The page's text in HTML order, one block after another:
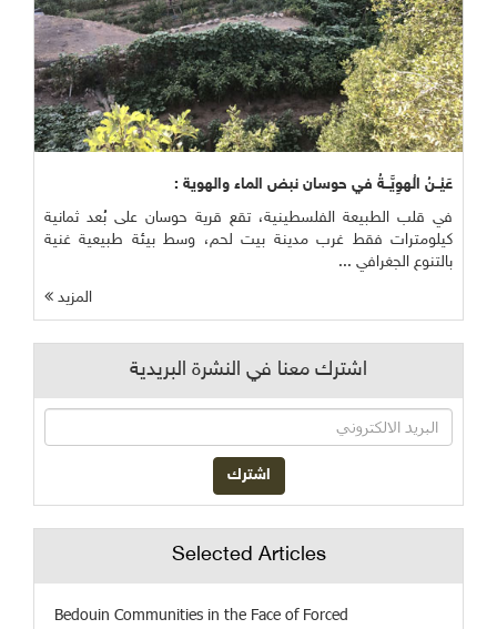
عَيْــنُ الْهوِيَّــةُ في حوسان نبض الماء والهوية :
في قلب الطبيعة الفلسطينية، تقع قرية حوسان على بُعد ثمانية
كيلومترات فقط غرب مدينة بيت لحم، وسط بيئة طبيعية غنية
بالتنوع الجغرافي ...
المزيد
اشترك معنا في النشرة البريدية
Selected Articles
Bedouin Communities in the Face of Forced